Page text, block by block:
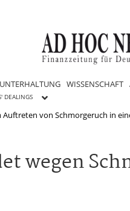
UNTERHALTUNG WISSENSCHAFT
DEALINGS
Auftreten von Schmorgeruch in
wegen